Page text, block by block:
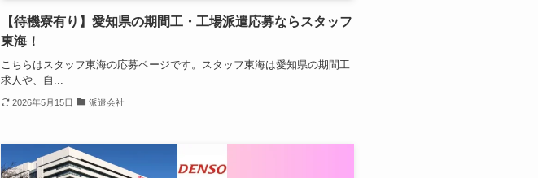
【待機寮有り】愛知県の期間工・工場派遣応募ならスタッフ
東海！
こちらはスタッフ東海の応募ページです。スタッフ東海は愛知県の期間工
求人や、自...
2026年5月15日 派遣会社